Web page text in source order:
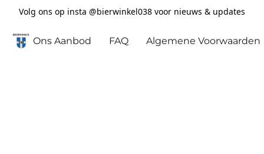
Volg ons op insta @bierwinkel038 voor nieuws & updates
Ons Aanbod FAQ Algemene Voorwaarden